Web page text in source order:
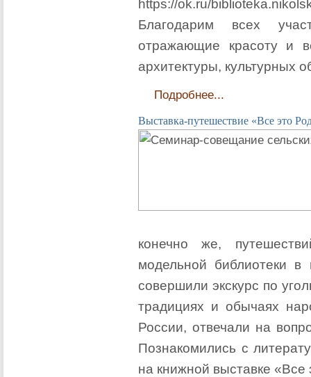
https://ok.ru/
Благодарим всех
отражающие красоту и
архитектуры, культурных
Подробнее...
Выставка-путешествие «Все это
конечно же,
модельной библиотеки в
совершили экскурс по
традициях и обычаях
России, отвечали на
Познакомились с
на книжной выставке «Все